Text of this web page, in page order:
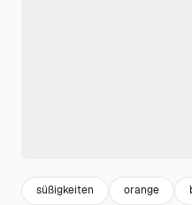
süßigkeiten orange